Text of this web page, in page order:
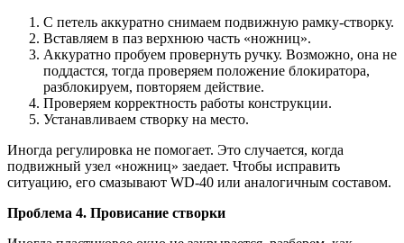
С петель аккуратно снимаем подвижную рамку-створку.
Вставляем в паз верхнюю часть «ножниц».
Аккуратно пробуем провернуть ручку. Возможно, она не
поддастся, тогда проверяем положение блокиратора,
разблокируем, повторяем действие.
Проверяем корректность работы конструкции.
Устанавливаем створку на место.
Иногда регулировка не помогает. Это случается, когда
подвижный узел «ножниц» заедает. Чтобы исправить
ситуацию, его смазывают WD-40 или аналогичным составом.
Проблема 4. Провисание створки